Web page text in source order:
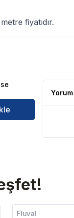
fiyatıdır.
Ürün
Fluval